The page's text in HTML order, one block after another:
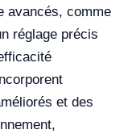
avancés, comme
réglage précis
et des